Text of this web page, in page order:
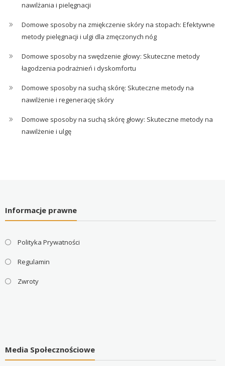
nawilżania i pielęgnacji
Domowe sposoby na zmiękczenie skóry na stopach: Efektywne
metody pielęgnacji i ulgi dla zmęczonych nóg
Domowe sposoby na swędzenie głowy: Skuteczne metody
łagodzenia podrażnień i dyskomfortu
Domowe sposoby na suchą skórę: Skuteczne metody na
nawilżenie i regenerację skóry
Domowe sposoby na suchą skórę głowy: Skuteczne metody na
nawilżenie i ulgę
Informacje prawne
Polityka Prywatności
Regulamin
Zwroty
Media Społecznościowe